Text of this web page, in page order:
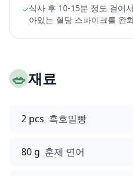
✓식사 후 10-15분 정도 걸어
아있는 혈당 스파이크를 완
🥗재료
2 pcs 흑호밀빵
80 g 훈제 연어